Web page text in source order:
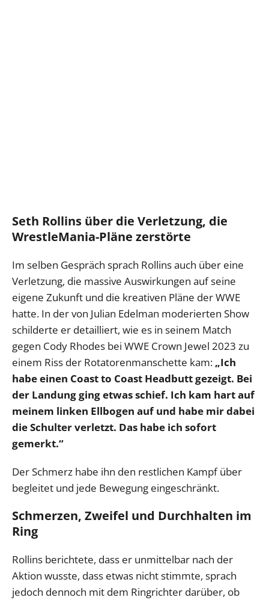
Seth Rollins über die Verletzung, die
WrestleMania-Pläne zerstörte
Im selben Gespräch sprach Rollins auch über eine
Verletzung, die massive Auswirkungen auf seine
eigene Zukunft und die kreativen Pläne der WWE
hatte. In der von Julian Edelman moderierten Show
schilderte er detailliert, wie es in seinem Match
gegen Cody Rhodes bei WWE Crown Jewel 2023 zu
einem Riss der Rotatorenmanschette kam: „Ich
habe einen Coast to Coast Headbutt gezeigt. Bei
der Landung ging etwas schief. Ich kam hart auf
meinem linken Ellbogen auf und habe mir dabei
die Schulter verletzt. Das habe ich sofort
gemerkt.“
Der Schmerz habe ihn den restlichen Kampf über
begleitet und jede Bewegung eingeschränkt.
Schmerzen, Zweifel und Durchhalten im
Ring
Rollins berichtete, dass er unmittelbar nach der
Aktion wusste, dass etwas nicht stimmte, sprach
jedoch dennoch mit dem Ringrichter darüber, ob